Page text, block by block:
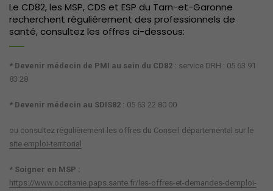
Le CD82, les MSP, CDS et ESP du Tarn-et-Garonne
recherchent régulièrement des professionnels de
santé, consultez les offres ci-dessous:
* Devenir médecin de PMI au sein du CD82 : service DRH : 05 63 91
83 28
* Devenir médecin au SDIS82 : 05 63 22 80 00
ou consultez régulièrement les offres du Conseil départemental sur le
site emploi-territorial
* Soigner en MSP :
https://www.occitanie.paps.sante.fr/les-offres-et-demandes-demploi-